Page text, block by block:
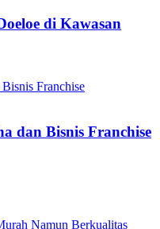
di Kawasan
dan Bisnis Franchise